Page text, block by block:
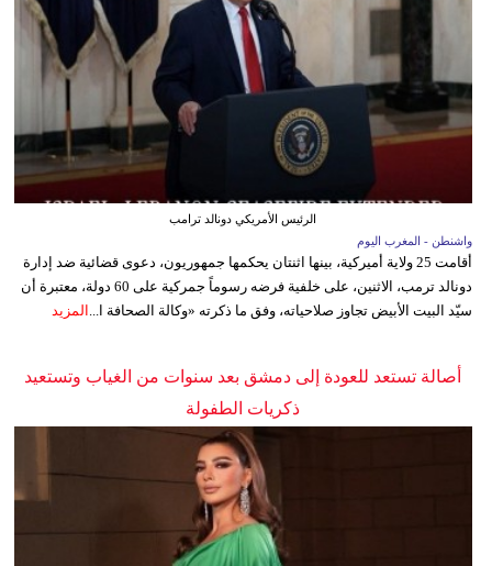
الرئيس الأمريكي دونالد ترامب
واشنطن - المغرب اليوم
أقامت 25 ولاية أميركية، بينها اثنتان يحكمها جمهوريون، دعوى قضائية ضد إدارة
دونالد ترمب، الاثنين، على خلفية فرضه رسوماً جمركية على 60 دولة، معتبرة أن
سيّد البيت الأبيض تجاوز صلاحياته، وفق ما ذكرته «وكالة الصحافة ا... المزيد
أصالة تستعد للعودة إلى دمشق بعد سنوات من الغياب وتستعيد
ذكريات الطفولة